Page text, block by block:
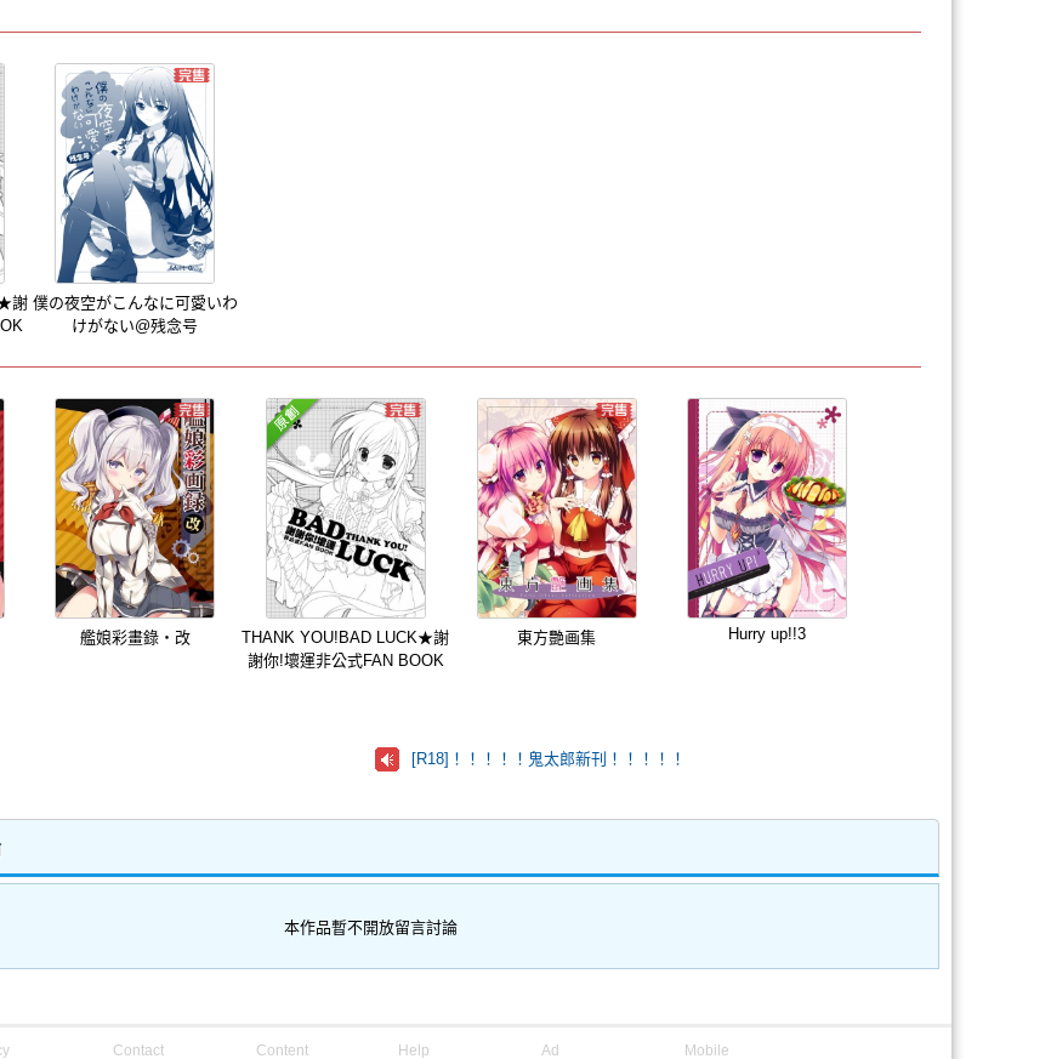
謝 僕の夜空がこんなに可愛いわ
けがない@残念号
艦娘彩畫錄・改
THANK YOU!BAD LUCK★謝
謝你!壞運非公式FAN BOOK
東方艷画集 Hurry up!!3
[R18]！！！！！鬼太郎新刊！！！！！
本作品暫不開放留言討論
Contact Content Help Ad Mobile